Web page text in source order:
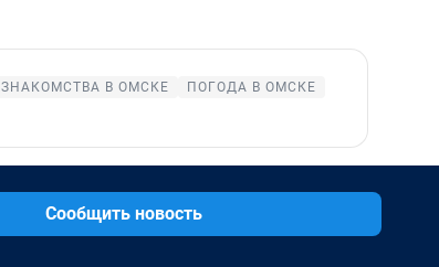
ЗНАКОМСТВА В ОМСКЕ
ПОГОДА В ОМСКЕ
Сообщить новость